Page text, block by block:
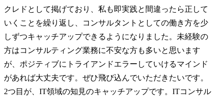
クレドとして掲げており、私も即実践と間違ったら正して
いくことを繰り返し、コンサルタントとしての働き方を少
しずつキャッチアップできるようになりました。未経験の
方はコンサルティング業務に不安な方も多いと思います
が、ポジティブにトライアンドエラーしていけるマインド
があれば大丈夫です。ぜひ飛び込んでいただきたいです。
2つ目が、IT領域の知見のキャッチアップです。ITコンサル